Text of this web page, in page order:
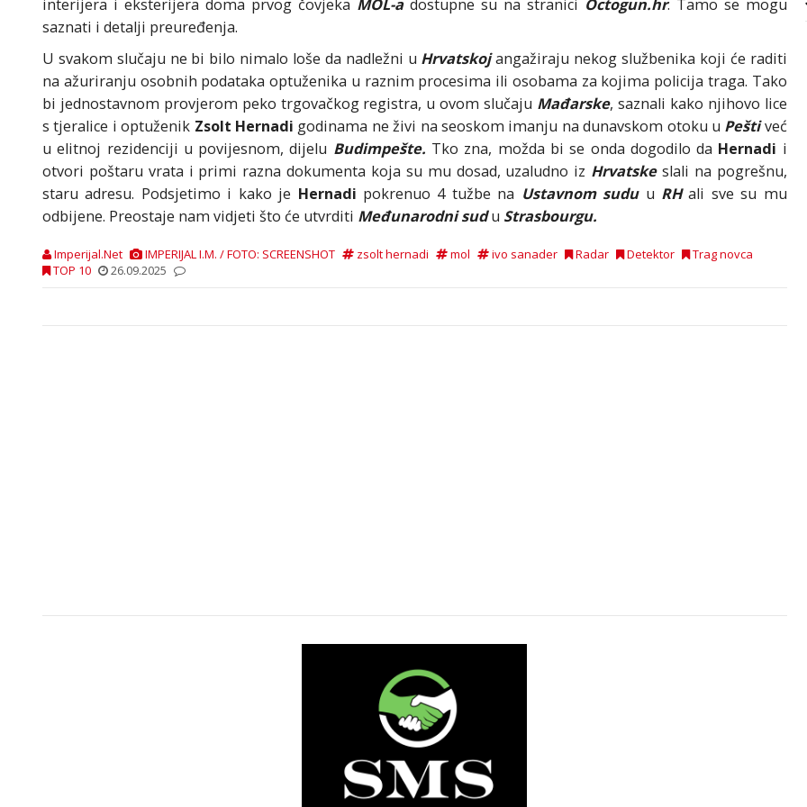
interijera i eksterijera doma prvog čovjeka MOL-a dostupne su na stranici Octogun.hr. Tamo se mogu
saznati i detalji preuređenja.
U svakom slučaju ne bi bilo nimalo loše da nadležni u Hrvatskojangažiraju nekog službenika koji će raditi
na ažuriranju osobnih podataka optuženika u raznim procesima ili osobama za kojima policija traga. Tako
bi jednostavnom provjerom peko trgovačkog registra, u ovom slučaju Mađarske, saznali kako njihovo lice
s tjeralice i optuženik Zsolt Hernadi godinama ne živi na seoskom imanju na dunavskom otoku u Peštiveć
u elitnoj rezidenciji u povijesnom, dijelu Budimpešte. Tko zna, možda bi se onda dogodilo da Hernadi i
otvori poštaru vrata i primi razna dokumenta koja su mu dosad, uzaludno iz Hrvatskeslali na pogrešnu,
staru adresu. Podsjetimo i kako je Hernadi pokrenuo 4 tužbe na Ustavnom sudu u RHali sve su mu
odbijene. Preostaje nam vidjeti što će utvrditi Međunarodni sudu Strasbourgu.
Imperijal.Net IMPERIJAL I.M. / FOTO: SCREENSHOT zsolt hernadi mol ivo sanader Radar Detektor
Trag novca
TOP 10
26.09.2025